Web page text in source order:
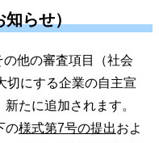
らせ）
の他の審査項目（社会
切にする企業の自主宣
たに追加されます。
の様式第7号の提出およ